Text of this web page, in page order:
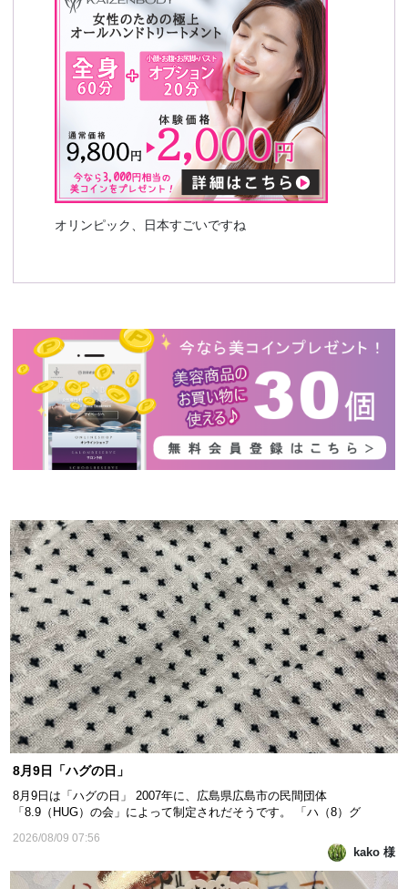
オリンピック、日本すごいですね
8月9日「ハグの日」
8月9日は「ハグの日」 2007年に、広島県広島市の民間団体
「8.9（HUG）の会」によって制定されだそうです。 「ハ（8）グ
啓発活動の一環として誕生した記念日だそうですよ。 ハグという行為に
はリラックスやストレス軽減効果があり、ストレスの３分の１が解...
2026/08/09 07:56
kako 様